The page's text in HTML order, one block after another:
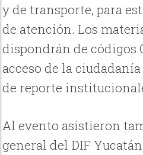
y de transporte, para
de atención. Los
dispondrán de códigos
acceso de la
de reporte
Al evento asistieron
general del DIF